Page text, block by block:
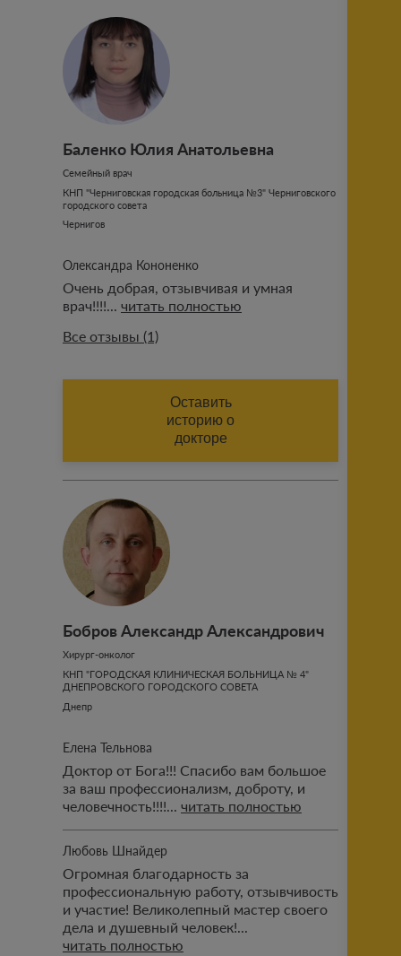
Добавить историю
ознакомлен с публичными
условиями проекта
Баленко Юлия Анатольевна
Семейный врач
КНП "Черниговская городская больница №3" Черниговского
городского совета
Чернигов
Олександра Кононенко
Очень добрая, отзывчивая и умная
врач!!!!... читать полностью
Все отзывы (1)
Оставить
историю о
докторе
ИМЯ (АВТОРА ОТЗЫВА)
ФАМИЛИЯ (АВТОРА ОТЗЫВА)
Добавить историю
ознакомлен с публичными
Бобров Александр Александрович
Хирург-онколог
КНП "ГОРОДСКАЯ КЛИНИЧЕСКАЯ БОЛЬНИЦА № 4"
ДНЕПРОВСКОГО ГОРОДСКОГО СОВЕТА
Днепр
Елена Тельнова
Доктор от Бога!!! Спасибо вам большое
за ваш профессионализм, доброту, и
человечность!!!!... читать полностью
Любовь Шнайдер
Огромная благодарность за
профессиональную работу, отзывчивость
и участие! Великолепный мастер своего
дела и душевный человек!...
читать полностью